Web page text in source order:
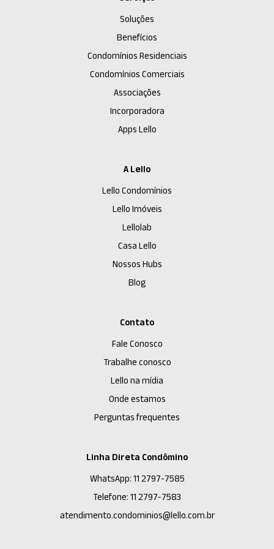
Soluções
Benefícios
Condomínios Residenciais
Condomínios Comerciais
Associações
Incorporadora
Apps Lello
A Lello
Lello Condomínios
Lello Imóveis
Lellolab
Casa Lello
Nossos Hubs
Blog
Contato
Fale Conosco
Trabalhe conosco
Lello na mídia
Onde estamos
Perguntas frequentes
Linha Direta Condômino
WhatsApp: 11 2797-7585
Telefone: 11 2797-7583
atendimento.condominios@lello.com.br